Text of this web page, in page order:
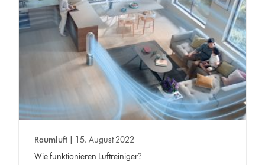
Raumluft | 15. August 2022
Wie funktionieren Luftreiniger?